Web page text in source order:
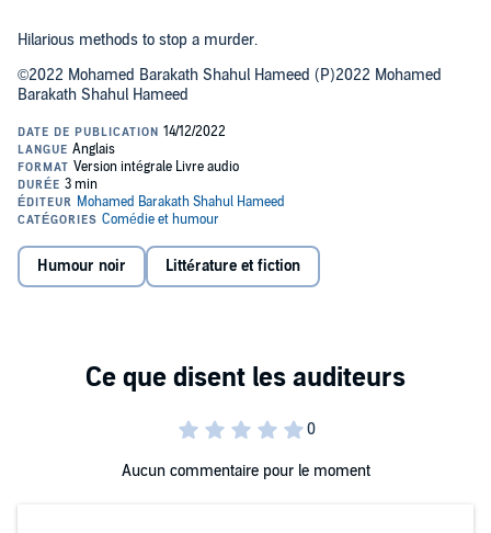
Hilarious methods to stop a murder.
©2022 Mohamed Barakath Shahul Hameed (P)2022 Mohamed
Barakath Shahul Hameed
Humour noir Littérature et fiction
Aucun commentaire pour le moment